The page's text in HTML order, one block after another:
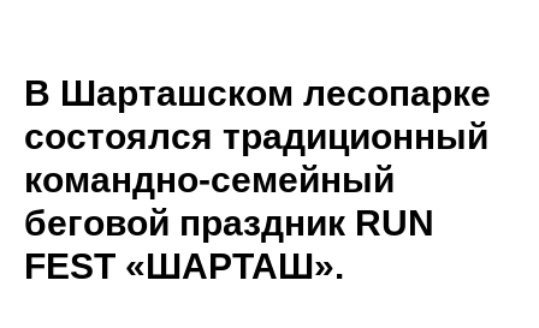
В Шарташском лесопарке
состоялся традиционный
командно-семейный
беговой праздник RUN
FEST «ШАРТАШ».